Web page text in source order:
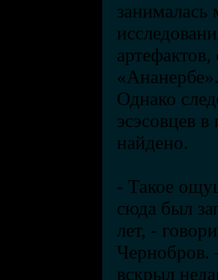
Однако
эсэсовцев
найдено.
- Такое
сюда был
лет, -
Чернобров.
вскрыл